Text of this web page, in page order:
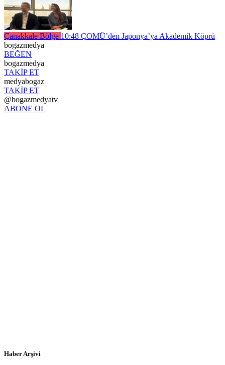
Çanakkale Bölge 10:48 ÇOMÜ’den Japonya’ya Akademik Köprü
bogazmedya
BEĞEN
bogazmedya
TAKİP ET
medyabogaz
TAKİP ET
@bogazmedyatv
ABONE OL
Haber Arşivi